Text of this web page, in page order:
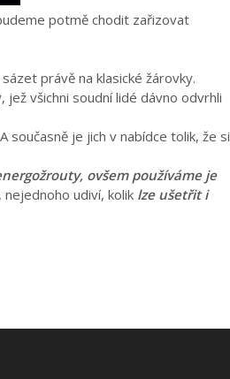
potmě chodit zařizovat
právě na klasické žárovky.
všichni soudní lidé dávno odvrhli
je jich v nabídce tolik, že si
ovšem používáme je
udiví, kolik lze ušetřit i